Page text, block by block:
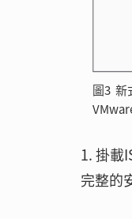
圖3 新
1. 掛載
完整的